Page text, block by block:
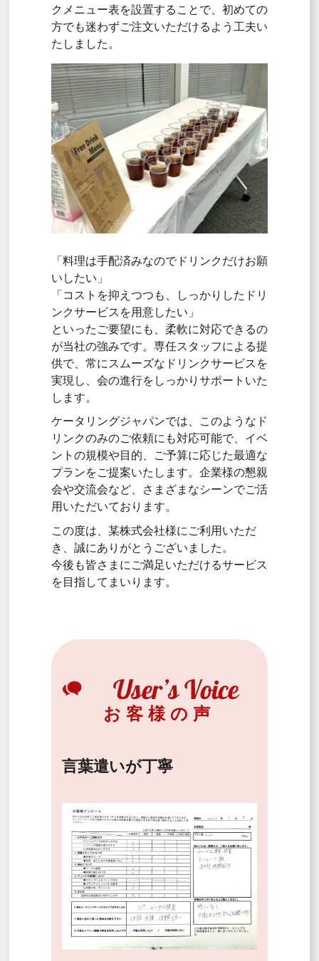
クメニュー表を設置することで、初めての
方でも迷わずご注文いただけるよう工夫い
たしました。
「料理は手配済みなのでドリンクだけお願
いしたい」
「コストを抑えつつも、しっかりしたドリ
ンクサービスを用意したい」
といったご要望にも、柔軟に対応できるの
が当社の強みです。専任スタッフによる提
供で、常にスムーズなドリンクサービスを
実現し、会の進行をしっかりサポートいた
します。
ケータリングジャパンでは、このようなド
リンクのみのご依頼にも対応可能で、イベ
ントの規模や目的、ご予算に応じた最適な
プランをご提案いたします。企業様の懇親
会や交流会など、さまざまなシーンでご活
用いただいております。
この度は、某株式会社様にご利用いただ
き、誠にありがとうございました。
今後も皆さまにご満足いただけるサービス
を目指してまいります。
お客様の声
言葉遣いが丁寧